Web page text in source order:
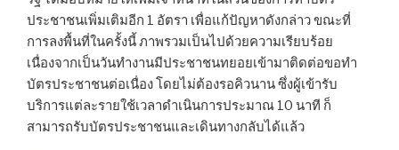
ประชาชนเพิ่มเติมอีก 1 อัตรา เพื่อแก้ปัญหาดังกล่าว ขณะที่
การลงพื้นที่ในครั้งนี้ ภาพรวมเป็นไปด้วยความเรียบร้อย
เนื่องจากเป็นวันทำงานมีประชาชนทยอยเข้ามาติดต่อขอทำ
บัตรประชาชนต่อเนื่อง โดยไม่ต้องรอคิวนาน ซึ่งผู้เข้ารับ
บริการแต่ละรายใช้เวลาดำเนินการประมาณ 10 นาที ก็
สามารถรับบัตรประชาชนและเดินทางกลับได้แล้ว